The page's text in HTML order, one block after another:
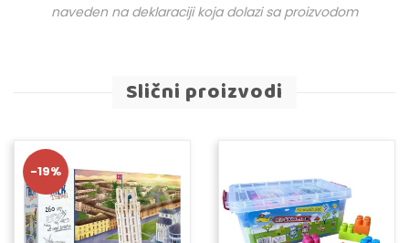
naveden na deklaraciji koja dolazi sa proizvodom
Slični proizvodi
-19%